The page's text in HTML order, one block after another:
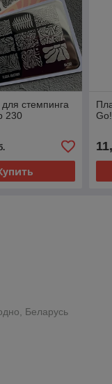
стемпинга
230
Беларусь